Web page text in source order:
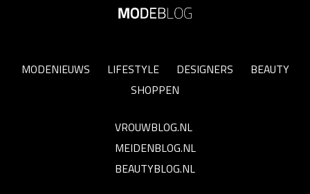
MODENIEUWS LIFESTYLE DESIGNERS
BEAUTY
SHOPPEN
VROUWBLOG.NL
MEIDENBLOG.NL
BEAUTYBLOG.NL